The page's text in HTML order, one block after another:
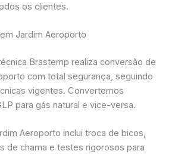
os clientes.
Jardim Aeroporto
Brastemp realiza conversão de
com total segurança, seguindo
vigentes. Convertemos
para gás natural e vice-versa.
Aeroporto inclui troca de bicos,
de chama e testes rigorosos para